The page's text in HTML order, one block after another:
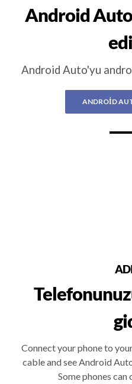
Android Auto
Android Auto'yu
ANDROID
Connect your phone to
cable and see Android
Some phones can